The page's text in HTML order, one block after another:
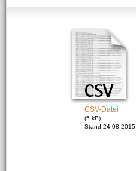
CSV-Datei
(5 kB)
Stand 24.08.2015